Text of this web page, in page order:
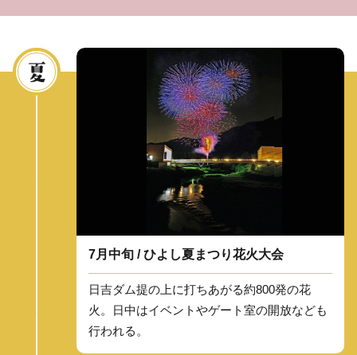
7月中旬 / ひよし夏まつり花火大会
日吉ダム提の上に打ちあがる約800発の花
火。日中はイベントやゲート室の開放なども
行われる。